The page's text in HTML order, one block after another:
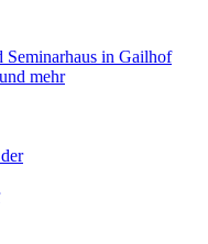
Seminarhaus in Gailhof
mehr